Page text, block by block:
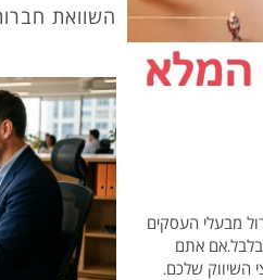
מבעלי העסקים
אתם
השיווק שלכם.
השוואת חברות